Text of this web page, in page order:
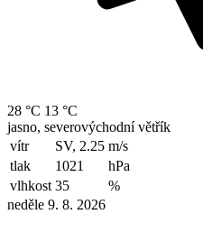
28 °C 13 °C
jasno, severovýchodní větřík
vítr
SV, 2.25 m/s
tlak
1021
hPa
vlhkost 35
%
neděle 9. 8. 2026